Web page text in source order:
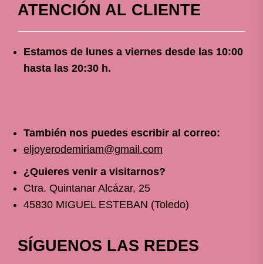
ATENCIÓN AL CLIENTE
Estamos de lunes a viernes desde las 10:00
hasta las 20:30 h.
También nos puedes escribir al correo:
eljoyerodemiriam@gmail.com
¿Quieres venir a visitarnos?
Ctra. Quintanar Alcázar, 25
45830 MIGUEL ESTEBAN (Toledo)
SÍGUENOS LAS REDES